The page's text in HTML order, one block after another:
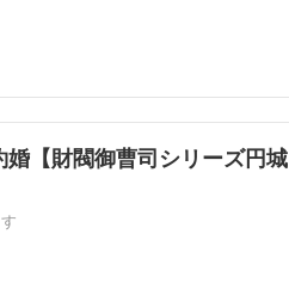
ピンオフです。
２本も書かせて頂きました。そ
い。
【財閥御曹司シリーズ円城